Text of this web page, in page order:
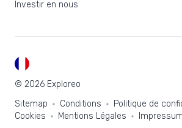
Investir en nous
© 2026 Exploreo
Sitemap
Conditions
Politique de
Cookies
Mentions Légales